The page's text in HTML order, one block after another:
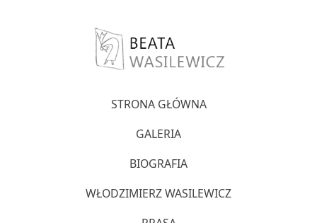
STRONA GŁÓWNA
GALERIA
BIOGRAFIA
WŁODZIMIERZ WASILEWICZ